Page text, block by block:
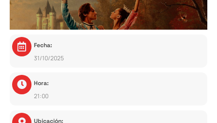
Fecha:
31/10/2025
Hora:
21:00
Ubicación: